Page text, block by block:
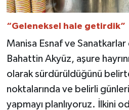
“Geleneksel hale getirdik”
Manisa Esnaf ve Sanatkarlar
Bahattin Akyüz, aşure
olarak sürdürüldüğünü
noktalarında ve belirli
yapmayı planlıyoruz. İlkini